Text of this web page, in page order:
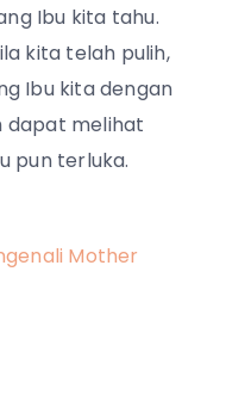
Ibu kita tahu.
kita telah pulih,
Ibu kita dengan
dapat melihat
pun terluka.
Mother